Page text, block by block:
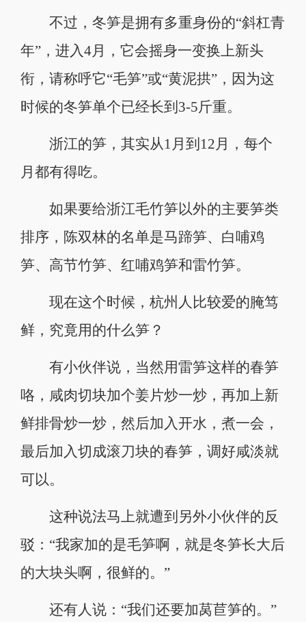
不过，冬笋是拥有多重身份的“斜杠青
年”，进入4月，它会摇身一变换上新头
衔，请称呼它“毛笋”或“黄泥拱”，因为这
时候的冬笋单个已经长到3-5斤重。
浙江的笋，其实从1月到12月，每个
月都有得吃。
如果要给浙江毛竹笋以外的主要笋类
排序，陈双林的名单是马蹄笋、白哺鸡
笋、高节竹笋、红哺鸡笋和雷竹笋。
现在这个时候，杭州人比较爱的腌笃
鲜，究竟用的什么笋？
有小伙伴说，当然用雷笋这样的春笋
咯，咸肉切块加个姜片炒一炒，再加上新
鲜排骨炒一炒，然后加入开水，煮一会，
最后加入切成滚刀块的春笋，调好咸淡就
可以。
这种说法马上就遭到另外小伙伴的反
驳：“我家加的是毛笋啊，就是冬笋长大后
的大块头啊，很鲜的。”
还有人说：“我们还要加莴苣笋的。”